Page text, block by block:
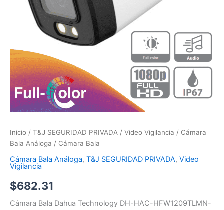
Inicio / T&J SEGURIDAD PRIVADA / Video Vigilancia / Cámara
Bala Análoga / Cámara Bala
Cámara Bala Análoga, T&J SEGURIDAD PRIVADA, Video
Vigilancia
$682.31
Cámara Bala Dahua Technology DH-HAC-HFW1209TLMN-